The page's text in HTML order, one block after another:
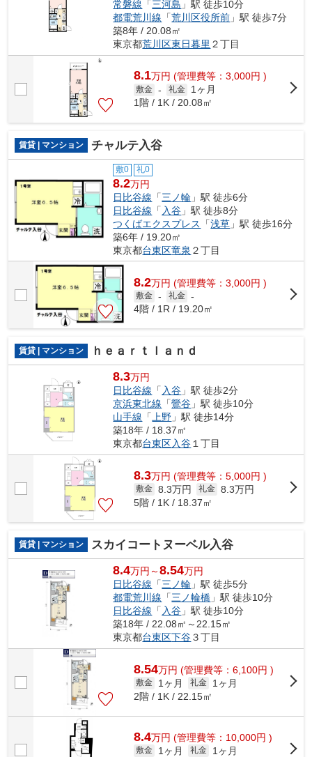
常磐線 「三河島 」駅 徒歩10分
都電荒川線 「荒川区役所前 」駅 徒歩7分
築8年 / 20.08㎡
東京都荒川区東日暮里 ２丁目
8.1万円 (管理費等：3,000円 )
敷金 - 礼金
1ヶ月
1階 / 1K / 20.08㎡
賃貸 | マンション チャルテ入谷
敷0 礼0
8.2万円
日比谷線 「三ノ輪 」駅 徒歩6分
日比谷線 「 入谷 」駅 徒歩8分
つくばエクスプレス
「浅草 」駅 徒歩16分
築6年 / 19.20㎡
東京都台東区竜泉 ２丁目
8.2万円 (管理費等：3,000円 )
敷金 - 礼金 -
4階 / 1R / 19.20㎡
賃貸 | マンション ｈｅａｒｔｌａｎｄ
8.3万円
日比谷線 「 入谷 」駅 徒歩2分
京浜東北線 「鶯谷 」駅 徒歩10分
山手線 「上野 」駅 徒歩14分
築18年 / 18.37㎡
東京都台東区入谷１丁目
8.3万円 (管理費等：5,000円 )
敷金 8.3万円 礼金 8.3万円
5階 / 1K / 18.37㎡
賃貸 | マンション スカイコートヌーベル入谷
8.4万円～8.54万円
日比谷線 「三ノ輪 」駅 徒歩5分
都電荒川線 「三ノ輪橋 」駅 徒歩10分
日比谷線 「 入谷 」駅 徒歩10分
築18年 / 22.08㎡～22.15㎡
東京都台東区下谷３丁目
8.54万円 (管理費等：6,100円 )
敷金 1ヶ月 礼金
1ヶ月
2階 / 1K / 22.15㎡
8.4万円 (管理費等：10,000円 )
敷金 1ヶ月 礼金
1ヶ月